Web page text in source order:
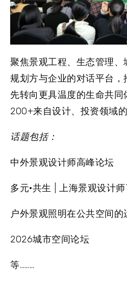
聚焦景观工程、生态管理
规划方与企业的对话平台
先转向更具温度的生命共同
200+来自设计、投资领域的
话题包括：
中外景观设计师高峰论坛
多元·共生 | 上海景观设计师
户外景观照明在公共空间的
2026城市空间论坛
等………